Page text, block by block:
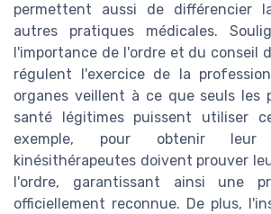
permettent aussi de différencier
autres pratiques médicales.
l'importance de l'ordre et du conseil
régulent l'exercice de la
organes veillent à ce que seuls les
santé légitimes puissent utiliser
exemple, pour obtenir leur
kinésithérapeutes doivent prouver
l'ordre, garantissant ainsi une
officiellement reconnue. De plus,